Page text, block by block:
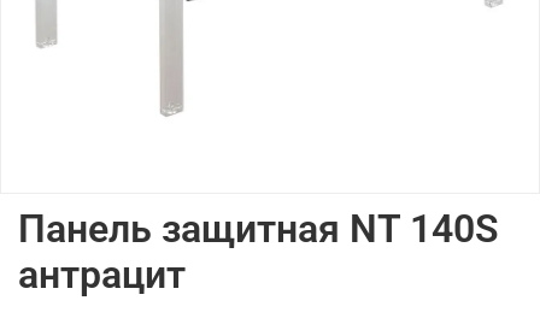
Панель защитная NT 140S
антрацит